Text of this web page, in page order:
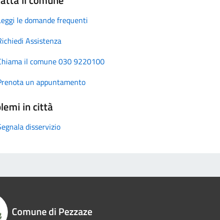
le domande frequenti
Assistenza
il comune 030 9220100
un appuntamento
in città
disservizio
Comune di Pezzaze